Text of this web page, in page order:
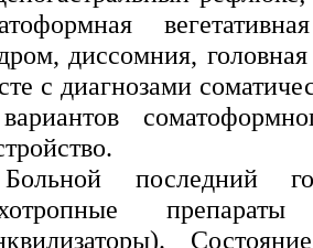
диссомния,
с диагнозами
Больной последний
препараты